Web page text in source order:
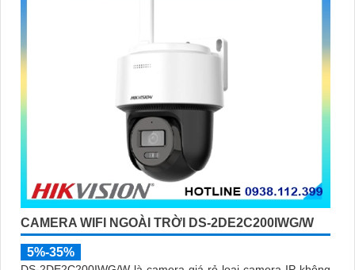
CAMERA WIFI NGOÀI TRỜI DS-2DE2C200IWG/W
5%-35%